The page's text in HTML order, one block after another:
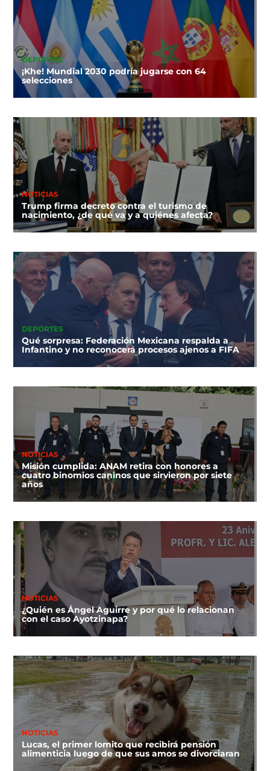
DEPORTES
¡Khe! Mundial 2030 podría jugarse con 64
selecciones
NOTICIAS
Trump firma decreto contra el turismo de
nacimiento, ¿de qué va y a quiénes afecta?
DEPORTES
Qué sorpresa: Federación Mexicana respalda a
Infantino y no reconocerá procesos ajenos a FIFA
NOTICIAS
Misión cumplida: ANAM retira con honores a
cuatro binomios caninos que sirvieron por siete
años
NOTICIAS
¿Quién es Ángel Aguirre y por qué lo relacionan
con el caso Ayotzinapa?
NOTICIAS
Lucas, el primer lomito que recibirá pensión
alimenticia luego de que sus amos se divorciaran